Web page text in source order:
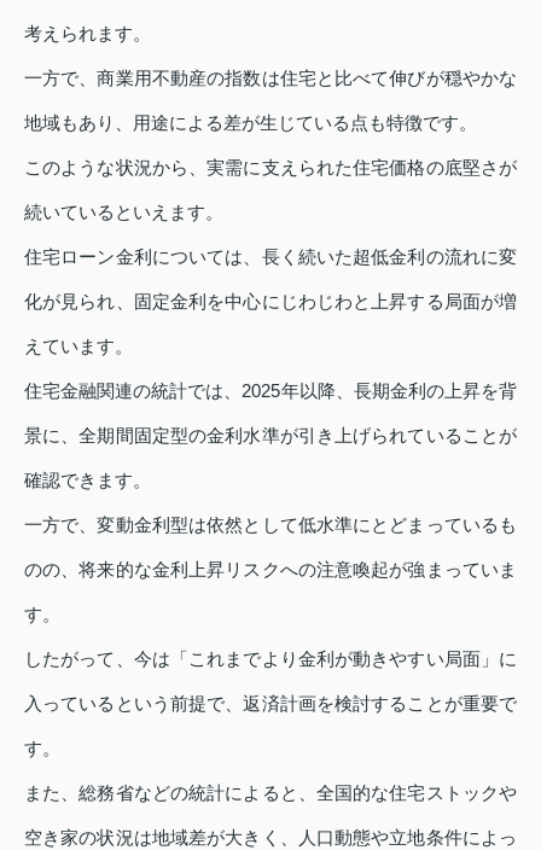
考えられます。
一方で、商業用不動産の指数は住宅と比べて伸びが穏やかな
地域もあり、用途による差が生じている点も特徴です。
このような状況から、実需に支えられた住宅価格の底堅さが
続いているといえます。
住宅ローン金利については、長く続いた超低金利の流れに変
化が見られ、固定金利を中心にじわじわと上昇する局面が増
えています。
住宅金融関連の統計では、2025年以降、長期金利の上昇を背
景に、全期間固定型の金利水準が引き上げられていることが
確認できます。
一方で、変動金利型は依然として低水準にとどまっているも
のの、将来的な金利上昇リスクへの注意喚起が強まっていま
す。
したがって、今は「これまでより金利が動きやすい局面」に
入っているという前提で、返済計画を検討することが重要で
す。
また、総務省などの統計によると、全国的な住宅ストックや
空き家の状況は地域差が大きく、人口動態や立地条件によっ